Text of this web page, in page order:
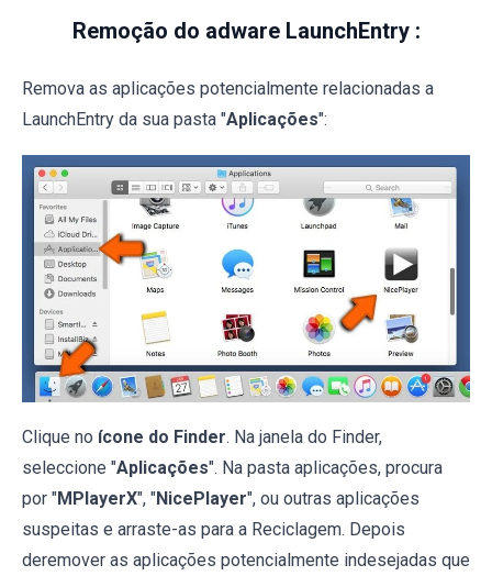
Remoção do adware LaunchEntry :
Remova as aplicações potencialmente relacionadas a
LaunchEntry da sua pasta "Aplicações":
Clique no ícone do Finder. Na janela do Finder,
seleccione "Aplicações". Na pasta aplicações, procura
por "MPlayerX", "NicePlayer", ou outras aplicações
suspeitas e arraste-as para a Reciclagem. Depois
deremover as aplicações potencialmente indesejadas que